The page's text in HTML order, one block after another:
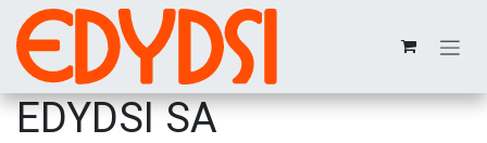
Ir al contenido
EDYDSI SA